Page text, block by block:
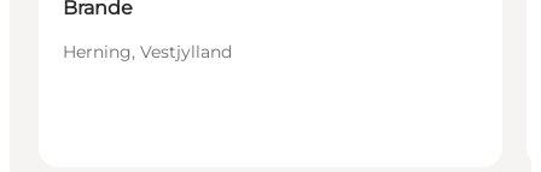
Brande
Herning, Vestjylland